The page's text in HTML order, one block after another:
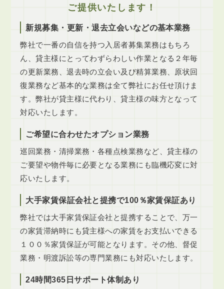
ご提供いたします！
新規募集・更新・退去立会いなどの基本業務
弊社で一番の自信を持つ入居者募集業務はもちろ
ん、貸主様にとってわずらわしい作業となる２年毎
の更新業務、退去時の立会い及び精算業務、原状回
復業務など基本的な業務は全て弊社にお任せ頂けま
す。弊社が貸主様に代わり、貸主様の味方となって
対応いたします。
ご希望に合わせたオプション業務
巡回業務・清掃業務・各種点検業務など、貸主様の
ご要望や物件毎に必要となる業務にも臨機応変に対
応いたします。
大手家賃保証会社と提携で100％家賃保証あり
弊社では大手家賃保証会社と提携することで、万一
の家賃滞納時にも貸主様への家賃をお支払いできる
１００％家賃保証が可能となります。その他、督促
業務・明渡訴訟等の専門業務にも対応いたします。
24時間365日サポート体制あり